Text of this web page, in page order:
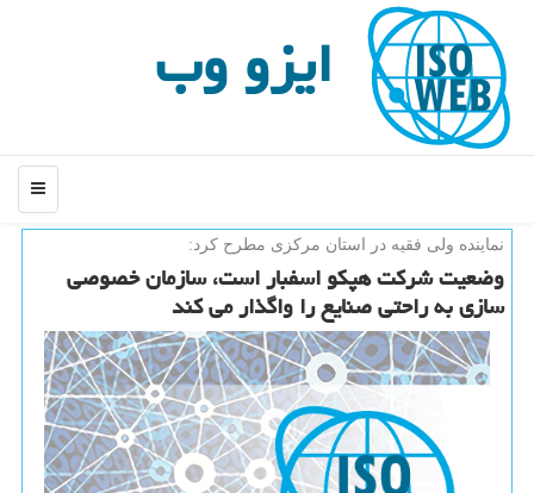
ایزو وب
منو
نماینده ولی فقیه در استان مركزی مطرح كرد:
وضعیت شركت هپكو اسفبار است، سازمان خصوصی
سازی به راحتی صنایع را واگذار می كند